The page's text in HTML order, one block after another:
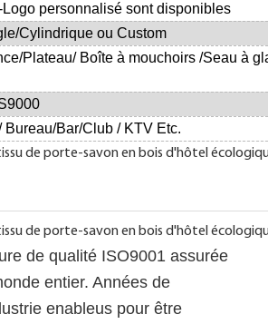
Logo personnalisé sont disponibles
Cylindrique ou Custom
Plateau/ Boîte à mouchoirs/Seau à
Bureau/Bar/Club / KTV Etc.
de qualité ISO9001 assurée
entier. Années de
enableus pour être